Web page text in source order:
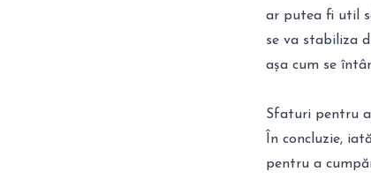
ar putea fi util
se va stabiliza
așa cum se
Sfaturi pentru
În concluzie,
pentru a